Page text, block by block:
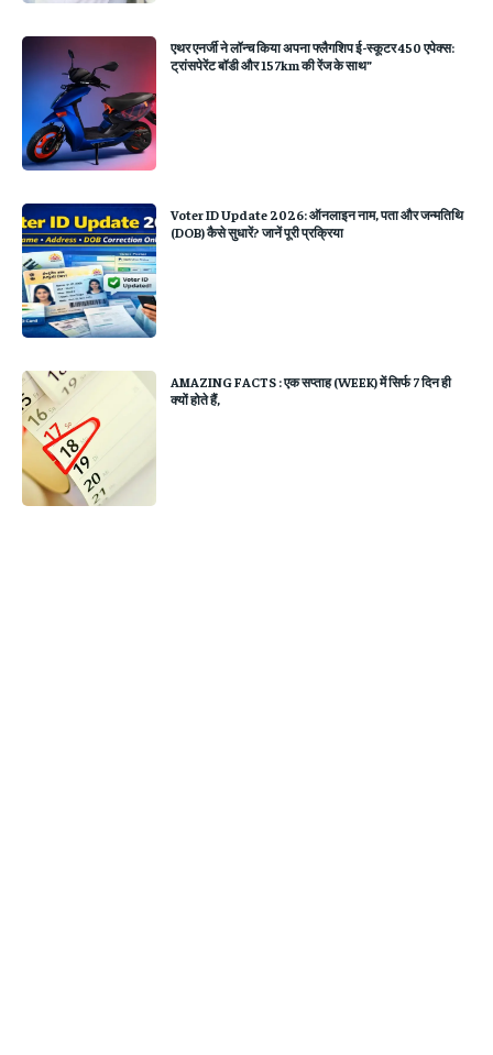
एथर एनर्जी ने लॉन्च किया अपना फ्लैगशिप ई-स्कूटर 450 एपेक्स:
ट्रांसपेरेंट बॉडी और 157km की रेंज के साथ”
Voter ID Update 2026: ऑनलाइन नाम, पता और जन्मतिथि
(DOB) कैसे सुधारें? जानें पूरी प्रक्रिया
AMAZING FACTS : एक सप्ताह (WEEK) में सिर्फ 7 दिन ही
क्यों होते हैं,